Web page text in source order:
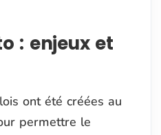
: enjeux et
ont été créées au
permettre le